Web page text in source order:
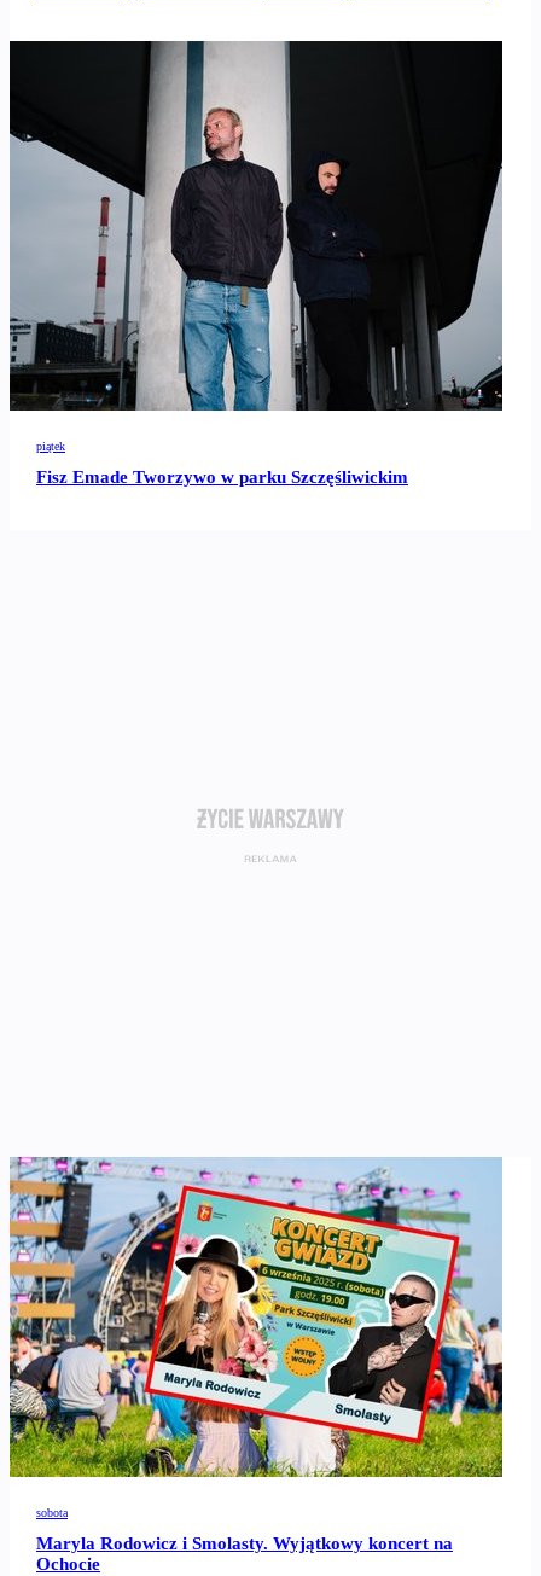
piątek
Fisz Emade Tworzywo w parku Szczęśliwickim
sobota
Maryla Rodowicz i Smolasty. Wyjątkowy koncert na
Ochocie